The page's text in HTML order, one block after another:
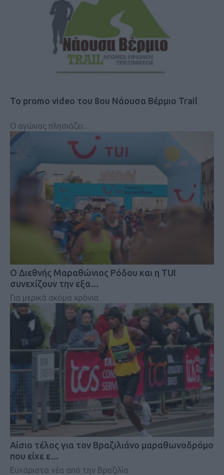
Το promo video του 8ου Νάουσα Βέρμιο Trail
Ο αγώνας πλησιάζει…
Ο Διεθνής Μαραθώνιος Ρόδου και η TUI
συνεχίζουν την εξα…
Για μερικά ακόμα χρόνια
Αίσιο τέλος για τον Βραζιλιάνο μαραθωνοδρόμο
που είχε ε…
Ευχάριστα νέα από την Βραζιλία